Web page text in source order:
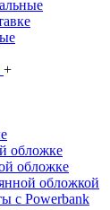
+
обложке
обложке
обложкой
с Powerbank